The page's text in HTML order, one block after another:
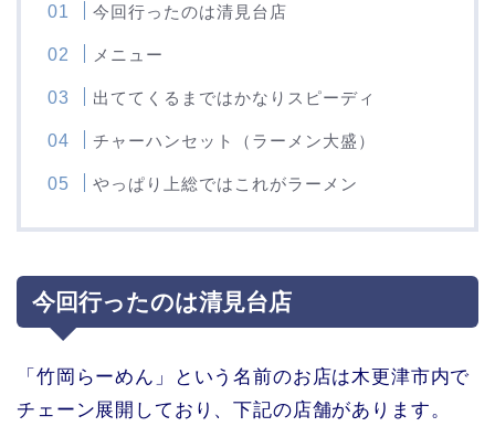
今回行ったのは清見台店
メニュー
出ててくるまではかなりスピーディ
チャーハンセット（ラーメン大盛）
やっぱり上総ではこれがラーメン
今回行ったのは清見台店
「竹岡らーめん」という名前のお店は木更津市内で
チェーン展開しており、下記の店舗があります。